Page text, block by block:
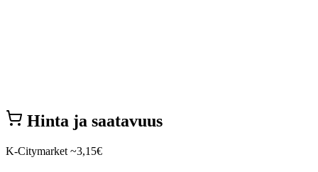
Hinta ja saatavuus
K-Citymarket ~3,15€